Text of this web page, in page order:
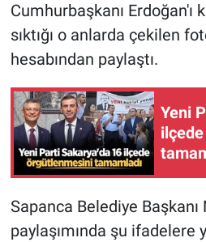
Cumhurbaşkanı Erdoğan'ı
sıktığı o anlarda çekilen
hesabından paylaştı.
Yeni
Sapanca Belediye
paylaşımında şu ifadelere